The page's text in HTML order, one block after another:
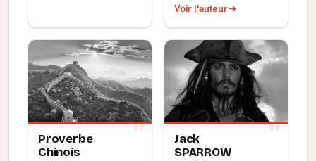
Voir l'auteur
Proverbe
Chinois
Jack
SPARROW